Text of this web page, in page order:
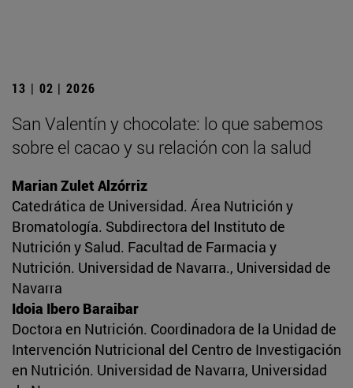
13 | 02 | 2026
San Valentín y chocolate: lo que sabemos
sobre el cacao y su relación con la salud
Marian Zulet Alzórriz
Catedrática de Universidad. Área Nutrición y
Bromatología. Subdirectora del Instituto de
Nutrición y Salud. Facultad de Farmacia y
Nutrición. Universidad de Navarra., Universidad de
Navarra
Idoia Ibero Baraibar
Doctora en Nutrición. Coordinadora de la Unidad de
Intervención Nutricional del Centro de Investigación
en Nutrición. Universidad de Navarra, Universidad